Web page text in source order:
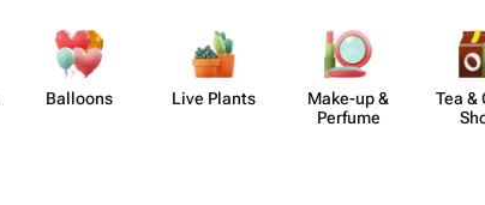
Balloons Live Plants
Make-up &
Perfume
Tea &